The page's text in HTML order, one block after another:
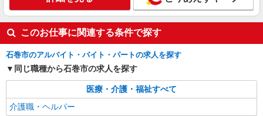
石巻市｜サ高住STAFF＊落ち着いた雰囲気で
ゆったりお仕事♪
時給1350円〜2062円 ＜日払い有/週払い有/交
通費全支給(ガソリン代含む)＞
石巻市内 最寄り駅：石巻
キープ 詳細を見る
このお仕事に関連する条件で探す
石巻市のアルバイト・バイト・パートの求人を探す
同じ職種から石巻市の求人を探す
医療・介護・福祉すべて
介護職・ヘルパー